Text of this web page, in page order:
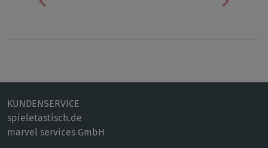
Vorherige
KUNDENSERVICE
spieletastisch.de
marvel services GmbH